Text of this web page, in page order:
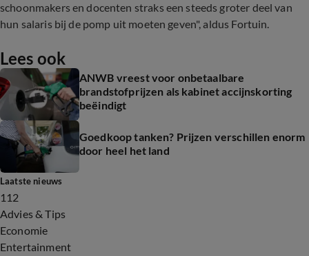
schoonmakers en docenten straks een steeds groter deel van
hun salaris bij de pomp uit moeten geven", aldus Fortuin.
Lees ook
ANWB vreest voor onbetaalbare
brandstofprijzen als kabinet accijnskorting
beëindigt
Goedkoop tanken? Prijzen verschillen enorm
door heel het land
Laatste nieuws
112
Advies & Tips
Economie
Entertainment